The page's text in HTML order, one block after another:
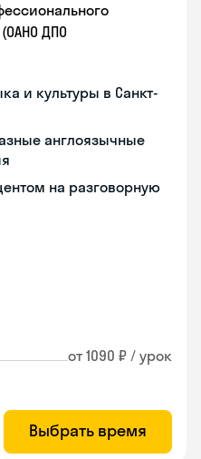
ДПО
и культуры в Санкт-
англоязычные
на разговорную
от 1090 ₽ / урок
Выбрать время